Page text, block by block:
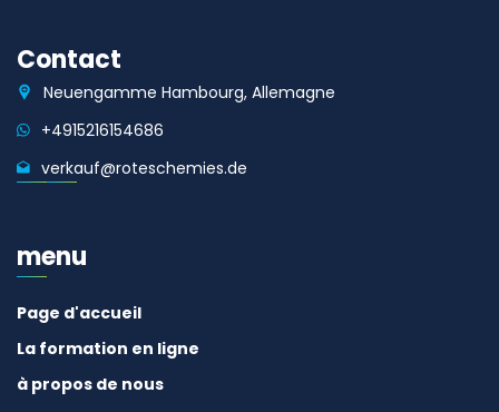
Contact
Neuengamme Hambourg, Allemagne
+4915216154686
verkauf@roteschemies.de
menu
Page d'accueil
La formation en ligne
à propos de nous